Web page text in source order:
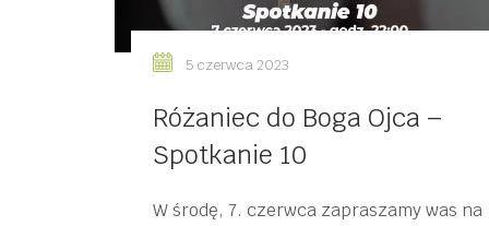
5 czerwca 2023
Różaniec do Boga Ojca –
Spotkanie 10
W środę, 7. czerwca zapraszamy was na